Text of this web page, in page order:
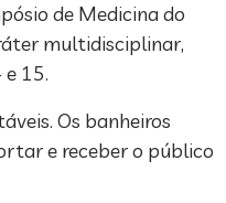
de Medicina do
multidisciplinar,
15.
Os banheiros
e receber o público